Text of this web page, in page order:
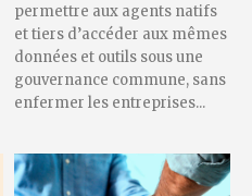
permettre aux agents natifs
et tiers d’accéder aux mêmes
données et outils sous une
gouvernance commune, sans
enfermer les entreprises...